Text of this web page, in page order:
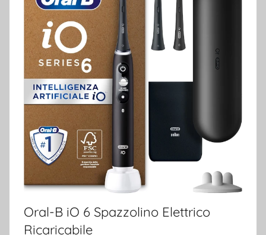
Oral-B iO 6 Spazzolino Elettrico
Ricaricabile